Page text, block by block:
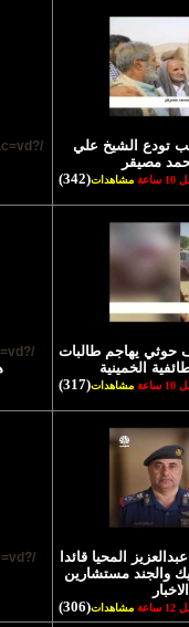
تودع الشيخ علي
مصيقر
مشاهدات(342)
/?no=127437&ac=vd >
يهاجم طالبات
الخمينية
مشاهدات(317)
/?no=127434&ac=vd >
المحيا قائدا
والجند مستشارين
مشاهدات(306)
/?no=127431&ac=vd >